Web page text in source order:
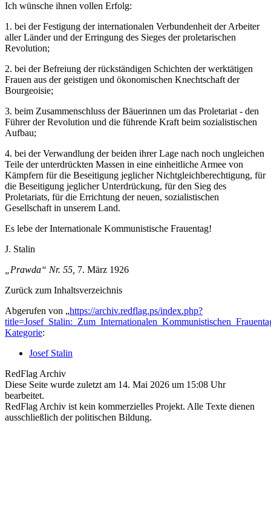
Ich wünsche ihnen vollen Erfolg:
1. bei der Festigung der internationalen Verbundenheit der Arbeiter
aller Länder und der Erringung des Sieges der proletarischen
Revolution;
2. bei der Befreiung der rückständigen Schichten der werktätigen
Frauen aus der geistigen und ökonomischen Knechtschaft der
Bourgeoisie;
3. beim Zusammenschluss der Bäuerinnen um das Proletariat - den
Führer der Revolution und die führende Kraft beim sozialistischen
Aufbau;
4. bei der Verwandlung der beiden ihrer Lage nach noch ungleichen
Teile der unterdrückten Massen in eine einheitliche Armee von
Kämpfern für die Beseitigung jeglicher Nichtgleichberechtigung, für
die Beseitigung jeglicher Unterdrückung, für den Sieg des
Proletariats, für die Errichtung der neuen, sozialistischen
Gesellschaft in unserem Land.
Es lebe der Internationale Kommunistische Frauentag!
J. Stalin
„Prawda“ Nr. 55, 7. März 1926
Zurück zum Inhaltsverzeichnis
Abgerufen von „https://archiv.redflag.ps/index.php?
Kategorie:
Josef Stalin
RedFlag Archiv
Diese Seite wurde zuletzt am 14. Mai 2026 um 15:08 Uhr
bearbeitet.
RedFlag Archiv ist kein kommerzielles Projekt. Alle Texte dienen
ausschließlich der politischen Bildung.